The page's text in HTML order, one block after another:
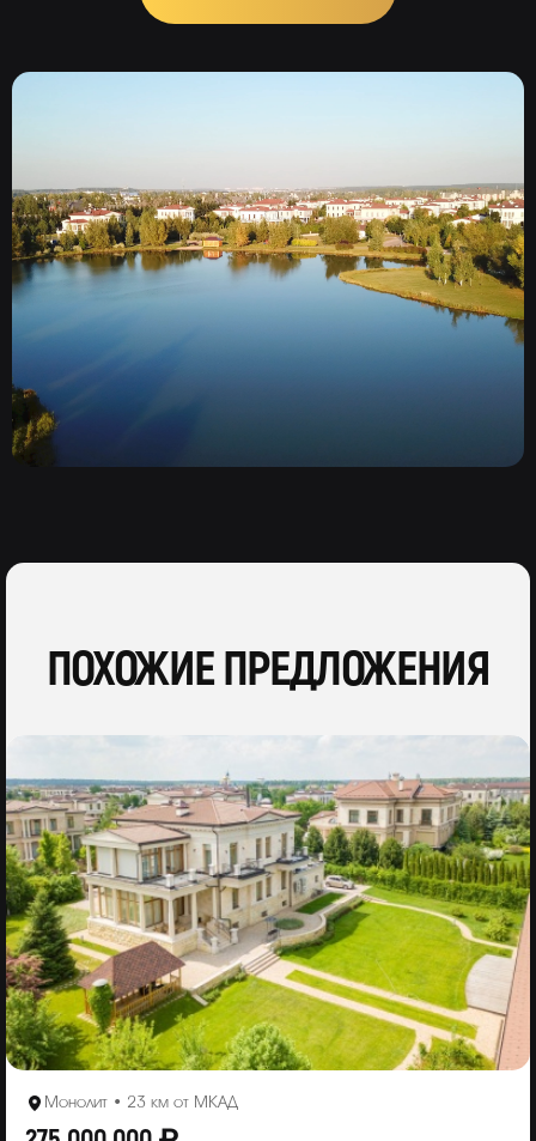
ПОХОЖИЕ ПРЕДЛОЖЕНИЯ
Монолит • 23 км от МКАД